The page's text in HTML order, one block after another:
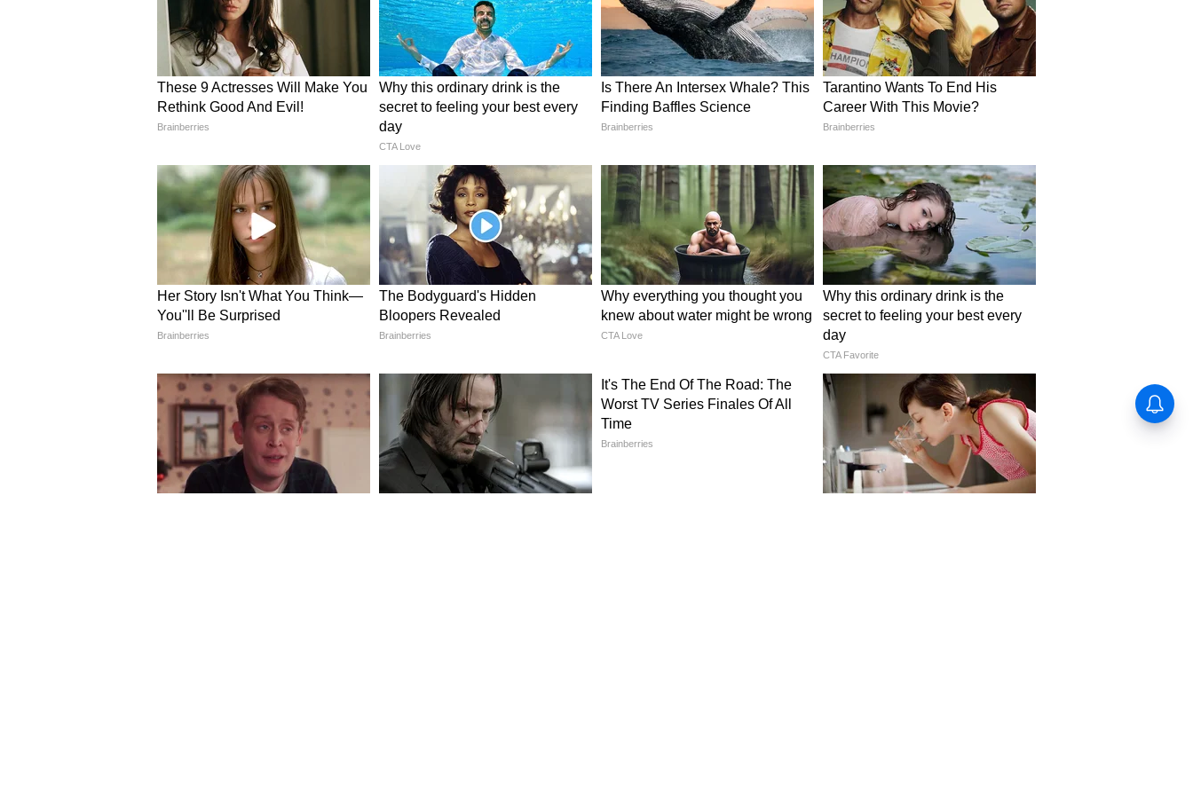
Related Articles
पंतप्रधान मोदी यांनी देशवासियांना
काय केलं अवाहन, कोणत्या देशात
काय निर्बंध?
Parenting Cost : मुलाच्या
पालनपोषणासाठी ६.७५ कोटी?
फायनान्स एक्सपर्टच्या व्हिडिओची
सोशल मीडियात चर्चा (WATCH)
३० हून अधिक जखमी, अनेकांची प्रकृती नाजूक
पाकिस्तानची आपत्कालीन सेवा एजन्सी 'रेस्क्यू 1122' (Rescue 1122) नुसार, या स्फोटात सुमारे
३० जण जखमी झाले आहेत. त्यापैकी अनेकांची प्रकृती अत्यंत गंभीर असल्याचं सांगण्यात येत आहे.
गंभीर जखमींना उपचारासाठी बन्नू येथील रुग्णालयांमध्ये हलवण्यात आलं आहे. THQ रुग्णालयाचे
वैद्यकीय अधीक्षक मोहम्मद इशाक यांनी सांगितलं की, रुग्णालयात आतापर्यंत ३७ जखमी दाखल झाले
आहेत. डॉक्टरांची टीम जखमींवर उपचार करण्यासाठी शर्थीचे प्रयत्न करत आहे.
पाकिस्तानमध्ये आधीच दहशतवादी घटनांनी थैमान घातलेलं असताना हा स्फोट झाला आहे. काही
दिवसांपूर्वीच बन्नू जिल्ह्यात एका पोलीस चौकीवर मोठा हल्ला झाला होता. त्या हल्ल्यात कार
बॉम्बस्फोट आणि दबा धरून केलेल्या हल्ल्यात १५ पोलीस कर्मचाऱ्यांचा मृत्यू झाला होता. पाकिस्तान
सरकारने या हल्ल्यांसाठी अफगाणिस्तानात सक्रिय असलेल्या दहशतवाद्यांना जबाबदार धरलं आहे.
इस्लामाबादने या प्रकरणी तालिबान सरकारकडे तीव्र निषेधही नोंदवला होता.